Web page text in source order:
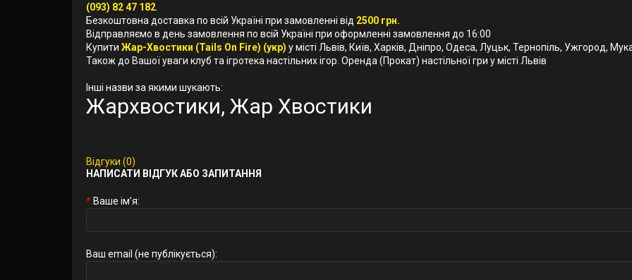
(093) 82 47 182
Безкоштовна доставка по всій Україні при замовленні від 2500 грн.
Відправляємо в день замовлення по всій Україні при оформленні замовлення до 16:00
Купити Жар-Хвостики (Tails On Fire) (укр) у місті Львів, Київ, Харків, Дніпро, Одеса, Луцьк, Тернопіль, Ужгород,
Також до Вашої уваги клуб та ігротека настільних ігор. Оренда (Прокат) настільної гри у місті Львів
Інші назви за якими шукають:
Жархвостики, Жар Хвостики
Відгуки (0)
НАПИСАТИ ВІДГУК АБО ЗАПИТАННЯ
Ваше ім’я:
Ваш email (не публікується):